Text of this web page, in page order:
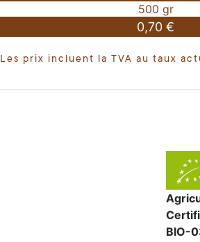
500 gr
0,70 €
Les prix incluent la TVA au taux
BIO-